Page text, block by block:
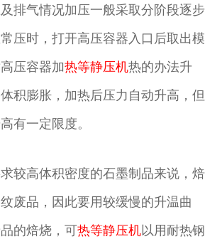
排气情况加压一般采取分阶段逐步
压时，打开高压容器入口后取出模
压容器加热等静压机热的办法升
积膨胀，加热后压力自动升高，但
有一定限度。
较高体积密度的石墨制品来说，焙
废品，因此要用较缓慢的升温曲
的焙烧，可热等静压机以用耐热钢